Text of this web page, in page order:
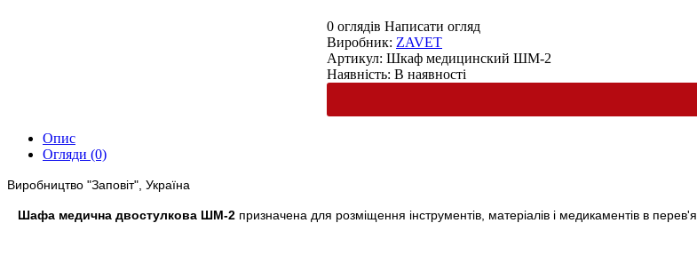
0 оглядів Написати огляд
Виробник: ZAVET
Артикул: Шкаф медицинский ШМ-2
Наявність: В наявності
Опис
Огляди (0)
Виробництво "Заповіт", Україна
Шафа медична двостулкова ШМ-2 призначена для розміщення інструментів, матеріалів і медикаментів в